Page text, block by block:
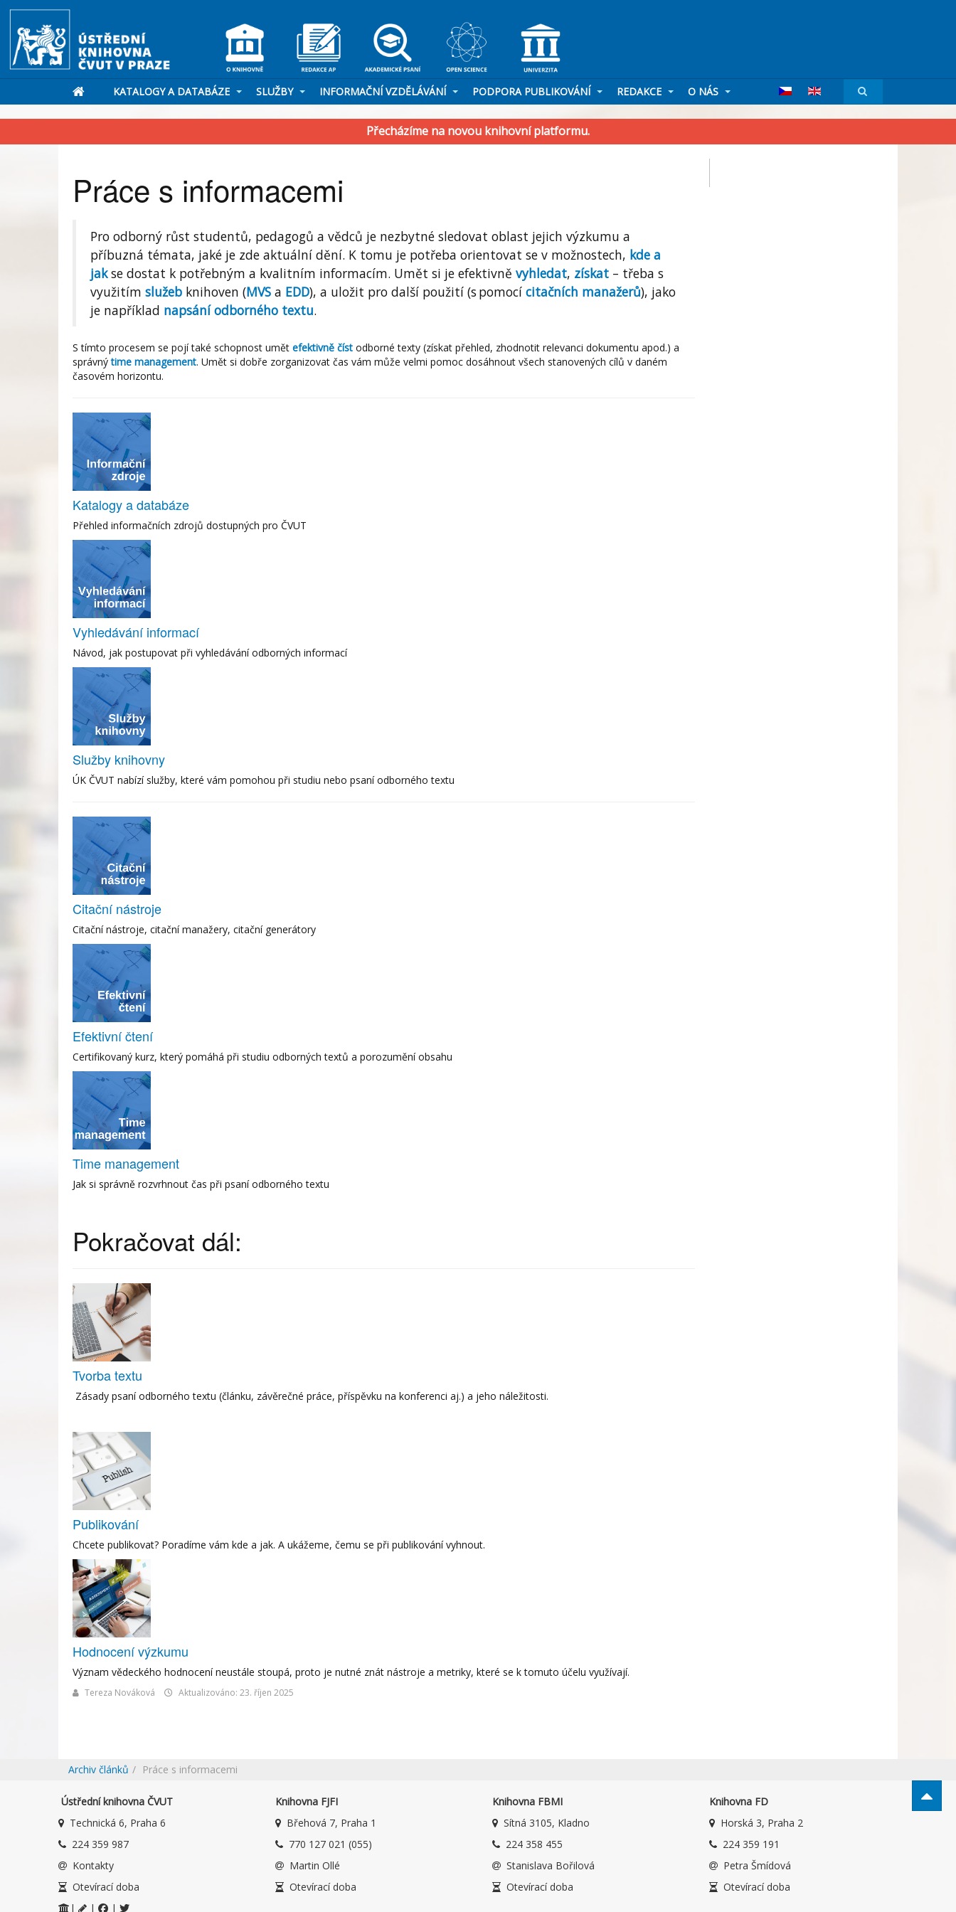
KATALOGY A DATABÁZE SLUŽBY INFORMAČNÍ VZDĚLÁVÁNÍ PODPORA PUBLIKOVÁNÍ REDAKCE O NÁS
Přecházíme na novou knihovní platformu.
Práce s informacemi
Pro odborný růst studentů, pedagogů a vědců je nezbytné sledovat oblast jejich výzkumu a
příbuzná témata, jaké je zde aktuální dění. K tomu je potřeba orientovat se v možnostech, kde a
jakse dostat k potřebným a kvalitním informacím. Umět si je efektivně vyhledat, získat – třeba s
využitím služeb knihoven (MVS a EDD), a uložit pro další použití (s pomocí citačních manažerů), jako
je například napsání odborného textu.
S tímto procesem se pojí také schopnost umět efektivně číst odborné texty (získat přehled, zhodnotit relevanci dokumentu apod.) a
správnýtime management. Umět si dobře zorganizovat čas vám může velmi pomoc dosáhnout všech stanovených cílů v daném
časovém horizontu.
Katalogy a databáze
Přehled informačních zdrojů dostupných pro ČVUT
Vyhledávání informací
Návod, jak postupovat při vyhledávání odborných informací
Služby knihovny
ÚK ČVUT nabízí služby, které vám pomohou při studiu nebo psaní odborného textu
Citační nástroje
Citační nástroje, citační manažery, citační generátory
Efektivní čtení
Certifikovaný kurz, který pomáhá při studiu odborných textů a porozumění obsahu
Time management
Jak si správně rozvrhnout čas při psaní odborného textu
Pokračovat dál:
Tvorba textu
Zásady psaní odborného textu (článku, závěrečné práce, příspěvku na konferenci aj.) a jeho náležitosti.
Publikování
Chcete publikovat? Poradíme vám kde a jak. A ukážeme, čemu se při publikování vyhnout.
Hodnocení výzkumu
Význam vědeckého hodnocení neustále stoupá, proto je nutné znát nástroje a metriky, které se k tomuto účelu využívají.
Tereza Nováková Aktualizováno: 23. říjen 2025
Archiv článků Práce s informacemi
Ústřední knihovna ČVUT
Technická 6, Praha 6
224 359 987
Kontakty
Otevírací doba
|
| |
Knihovna FJFI
Břehová 7, Praha 1
770 127 021 (055)
Martin Ollé
Otevírací doba
Knihovna FBMI
Sítná 3105, Kladno
224 358 455
Stanislava Bořilová
Otevírací doba
Knihovna FD
Horská 3, Praha 2
224 359 191
Petra Šmídová
Otevírací doba